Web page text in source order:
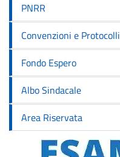
PNRR
Convenzioni e Protocolli
Fondo Espero
Albo Sindacale
Area Riservata